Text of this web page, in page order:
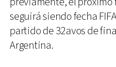
seguirá siendo fecha
partido de 32avos de
Argentina.